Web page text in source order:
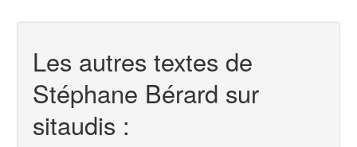
Les autres textes de
Stéphane Bérard sur
sitaudis :